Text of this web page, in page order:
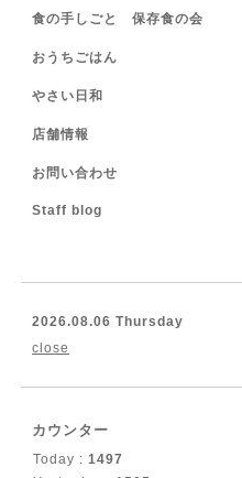
食の手しごと 保存食の会
おうちごはん
やさい日和
店舗情報
お問い合わせ
Staff blog
2026.08.06 Thursday
close
カウンター
Today : 1497